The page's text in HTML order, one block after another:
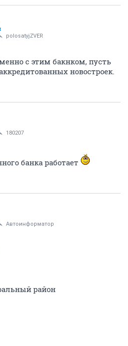
polosatyjZVER
с этим бакнком, пусть
новостроек.
180207
банка работает
Автоинформатор
район